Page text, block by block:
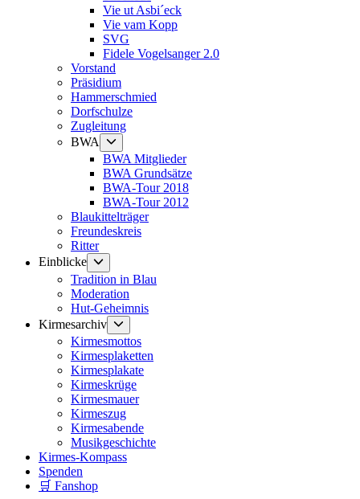
Vie ut Asbi´eck
Vie vam Kopp
SVG
Fidele Vogelsanger 2.0
Vorstand
Präsidium
Hammerschmied
Dorfschulze
Zugleitung
BWA
anzeigen
BWA Mitglieder
BWA Grundsätze
BWA-Tour 2018
BWA-Tour 2012
Blaukittelträger
Freundeskreis
Ritter
Einblicke
Untermenü
anzeigen
Tradition in Blau
Moderation
Hut-Geheimnis
Kirmesarchiv
anzeigen
Kirmesmottos
Kirmesplaketten
Kirmesplakate
Kirmeskrüge
Kirmesmauer
Kirmeszug
Kirmesabende
Musikgeschichte
Kirmes-Kompass
Spenden
🛒 Fanshop